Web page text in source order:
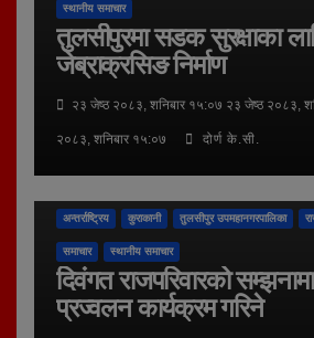
स्थानीय समाचार
तुलसीपुरमा सडक सुरक्षाका
जेब्राक्रसिङ निर्माण
२३ जेष्ठ २०८३, शनिबार १५:०७ २३ जेष्ठ २०८३,
२०८३, शनिबार १५:०७ दोर्ण के.सी.
अन्तर्राष्ट्रिय कुराकानी तुलसीपुर उपमहानगरपालिका
समाचार स्थानीय समाचार
दिवंगत राजपरिवारको
प्रज्वलन कार्यक्रम गरिने